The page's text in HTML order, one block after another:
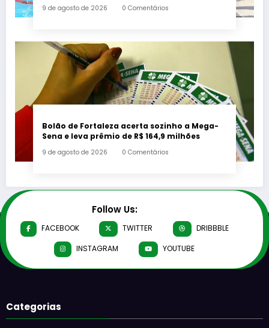
mural no Parque Oeste
9 de agosto de 2026 0 Comentários
Bolão de Fortaleza acerta sozinho a Mega-
Sena e leva prêmio de R$ 164,9 milhões
9 de agosto de 2026 0 Comentários
Follow Us:
FACEBOOK TWITTER
DRIBBBLE
INSTAGRAM
YOUTUBE
Categorias